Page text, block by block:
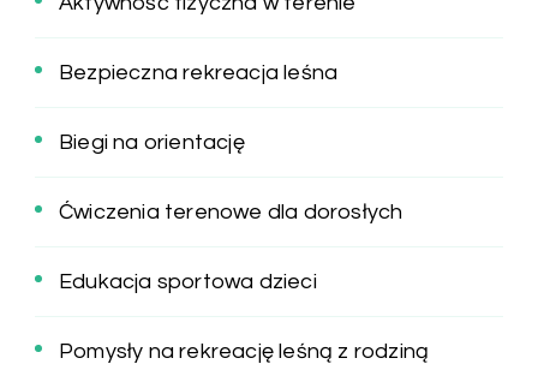
Bezpieczna rekreacja leśna
Biegi na orientację
Ćwiczenia terenowe dla dorosłych
Edukacja sportowa dzieci
Pomysły na rekreację leśną z rodziną